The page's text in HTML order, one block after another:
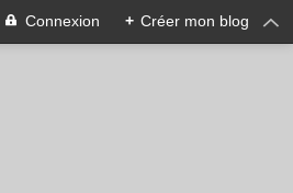
Connexion + Créer mon blog